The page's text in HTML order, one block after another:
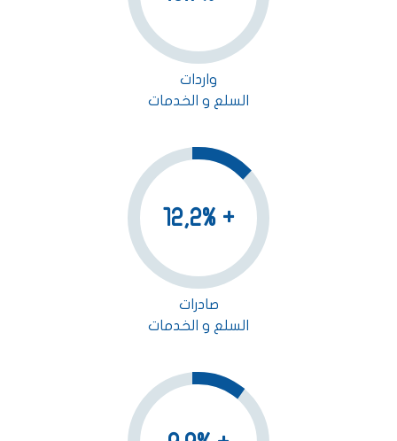
واردات
السلع و الخدمات
+ 12,2%
صادرات
السلع و الخدمات